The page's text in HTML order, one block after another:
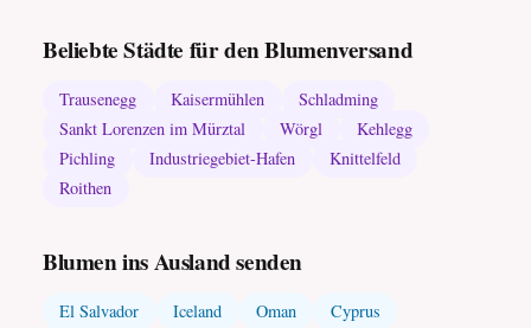
Beliebte Städte für den Blumenversand
Trausenegg Kaisermühlen
Schladming
Sankt Lorenzen im Mürztal
Wörgl
Kehlegg
Pichling
Industriegebiet-Hafen
Knittelfeld
Roithen
Blumen ins Ausland senden
El Salvador Iceland Oman
Cyprus